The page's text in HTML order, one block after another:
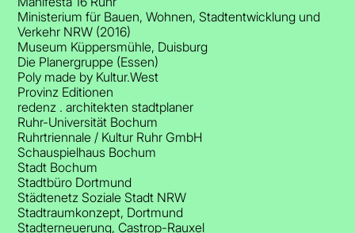
Ministerium für Bauen, Wohnen, Stadtentwicklung und
Verkehr NRW (2016)
Museum Küppersmühle, Duisburg
Die Planergruppe (Essen)
Poly made by Kultur.West
Provinz Editionen
redenz . architekten stadtplaner
Ruhr-Universität Bochum
Ruhrtriennale / Kultur Ruhr GmbH
Schauspielhaus Bochum
Stadt Bochum
Stadtbüro Dortmund
Städtenetz Soziale Stadt NRW
Stadtraumkonzept, Dortmund
Stadterneuerung, Castrop-Rauxel